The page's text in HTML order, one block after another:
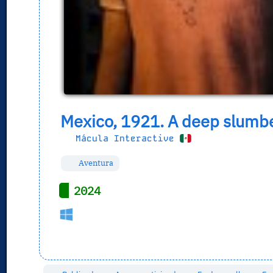
Mexico, 1921. A deep
Mácula Interactive
Aventura
2024